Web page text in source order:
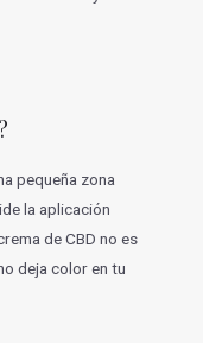
pequeña zona
la aplicación
de CBD no es
deja color en tu